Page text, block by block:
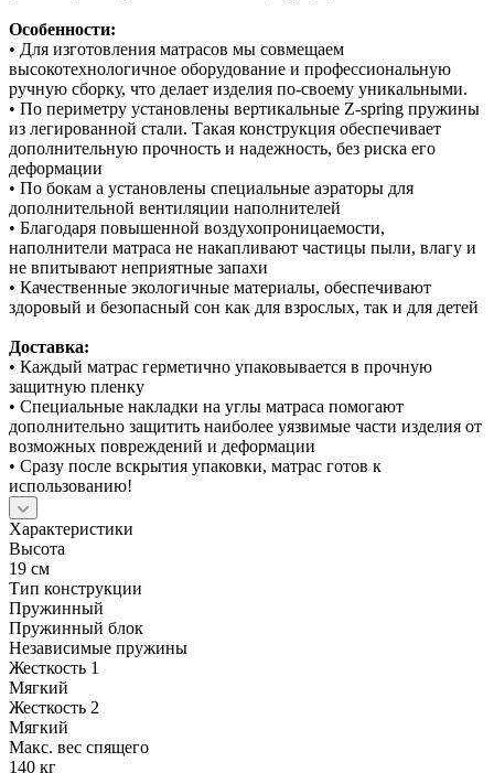
Особенности:
• Для изготовления матрасов мы совмещаем
высокотехнологичное оборудование и профессиональную
ручную сборку, что делает изделия по-своему уникальными.
• По периметру установлены вертикальные Z-spring пружины
из легированной стали. Такая конструкция обеспечивает
дополнительную прочность и надежность, без риска его
деформации
• По бокам а установлены специальные аэраторы для
дополнительной вентиляции наполнителей
• Благодаря повышенной воздухопроницаемости,
наполнители матраса не накапливают частицы пыли, влагу и
не впитывают неприятные запахи
• Качественные экологичные материалы, обеспечивают
здоровый и безопасный сон как для взрослых, так и для детей
Доставка:
• Каждый матрас герметично упаковывается в прочную
защитную пленку
• Специальные накладки на углы матраса помогают
дополнительно защитить наиболее уязвимые части изделия от
возможных повреждений и деформации
• Сразу после вскрытия упаковки, матрас готов к
использованию!
Характеристики
Высота
19 см
Тип конструкции
Пружинный
Пружинный блок
Независимые пружины
Жесткость 1
Мягкий
Жесткость 2
Мягкий
Макс. вес спящего
140 кг